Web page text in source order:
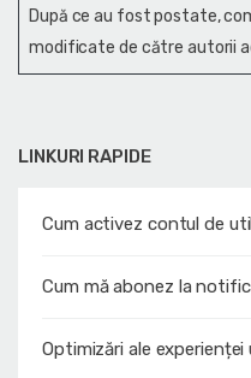
LINKURI RAPIDE
Cum activez contul de
Cum mă abonez la
Optimizări ale
După ce au fost postate,
modificate de către autorii